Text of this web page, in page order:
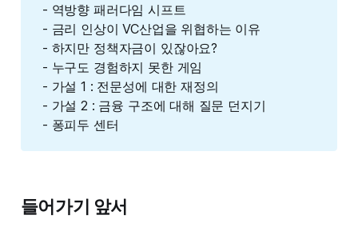
- 역방향 패러다임 시프트
- 금리 인상이 VC산업을 위협하는 이유
- 하지만 정책자금이 있잖아요?
- 누구도 경험하지 못한 게임
- 가설 1 : 전문성에 대한 재정의
- 가설 2 : 금융 구조에 대해 질문 던지기
- 퐁피두 센터
들어가기 앞서